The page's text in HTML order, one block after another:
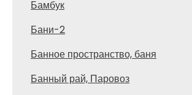
Бамбук
Бани-2
Банное пространство, баня
Банный рай, Паровоз